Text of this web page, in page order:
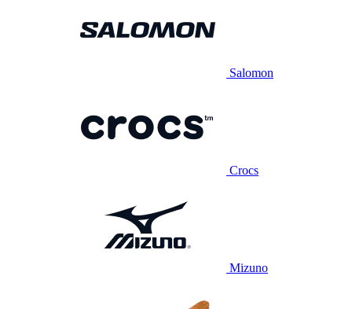
Salomon
Crocs
Mizuno